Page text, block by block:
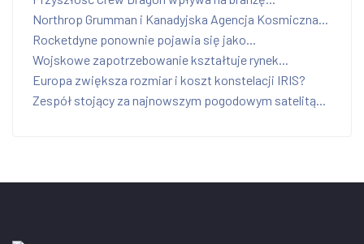
Northrop Grumman i Kanadyjska Agencja Kosmiczna...
Rocketdyne ponownie pojawia się jako...
Wojskowe zapotrzebowanie kształtuje rynek...
Europa zwiększa rozmiar i koszt konstelacji IRIS?
Zespół stojący za najnowszym pogodowym satelitą...